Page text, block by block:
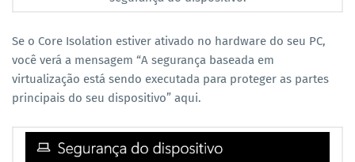
Se o Core Isolation estiver ativado no hardware do seu PC,
você verá a mensagem “A segurança baseada em
virtualização está sendo executada para proteger as partes
principais do seu dispositivo” aqui.